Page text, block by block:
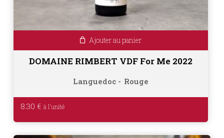
Ajouter au panier
DOMAINE RIMBERT VDF For Me 2022
Languedoc Rouge
8.30 €